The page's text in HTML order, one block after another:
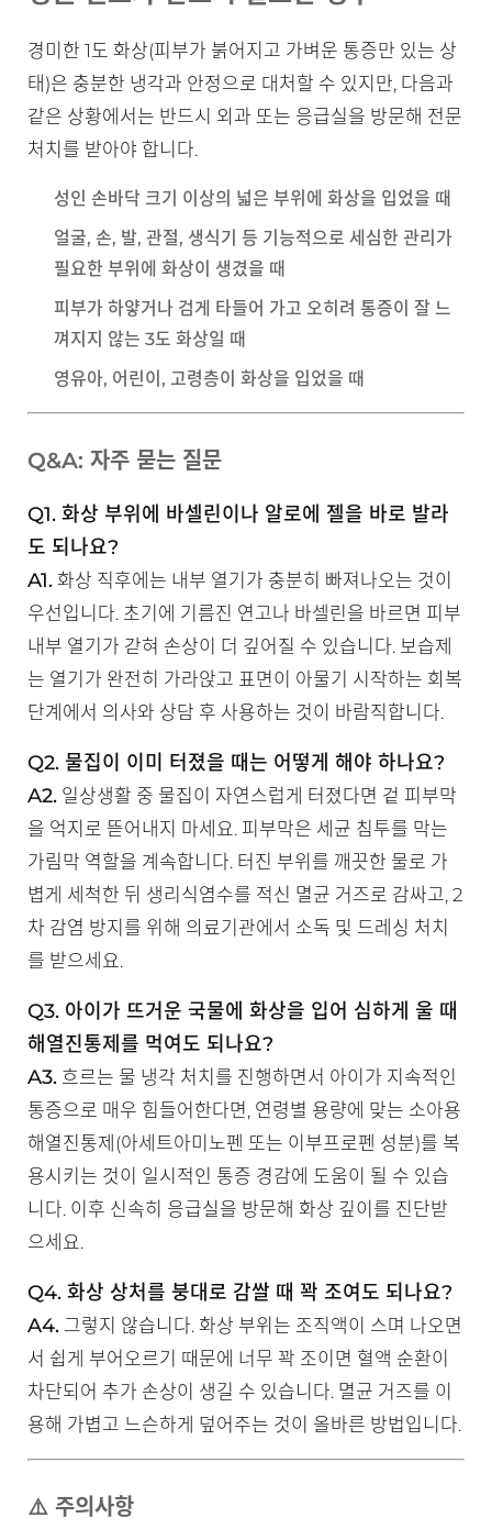
경미한 1도 화상(피부가 붉어지고 가벼운 통증만 있는 상
태)은 충분한 냉각과 안정으로 대처할 수 있지만, 다음과
같은 상황에서는 반드시 외과 또는 응급실을 방문해 전문
처치를 받아야 합니다.
성인 손바닥 크기 이상의 넓은 부위에 화상을 입었을 때
얼굴, 손, 발, 관절, 생식기 등 기능적으로 세심한 관리가
필요한 부위에 화상이 생겼을 때
피부가 하얗거나 검게 타들어 가고 오히려 통증이 잘 느
껴지지 않는 3도 화상일 때
영유아, 어린이, 고령층이 화상을 입었을 때
Q&A: 자주 묻는 질문
Q1. 화상 부위에 바셀린이나 알로에 젤을 바로 발라
도 되나요?
A1. 화상 직후에는 내부 열기가 충분히 빠져나오는 것이
우선입니다. 초기에 기름진 연고나 바셀린을 바르면 피부
내부 열기가 갇혀 손상이 더 깊어질 수 있습니다. 보습제
는 열기가 완전히 가라앉고 표면이 아물기 시작하는 회복
단계에서 의사와 상담 후 사용하는 것이 바람직합니다.
Q2. 물집이 이미 터졌을 때는 어떻게 해야 하나요?
A2. 일상생활 중 물집이 자연스럽게 터졌다면 겉 피부막
을 억지로 뜯어내지 마세요. 피부막은 세균 침투를 막는
가림막 역할을 계속합니다. 터진 부위를 깨끗한 물로 가
볍게 세척한 뒤 생리식염수를 적신 멸균 거즈로 감싸고, 2
차 감염 방지를 위해 의료기관에서 소독 및 드레싱 처치
를 받으세요.
Q3. 아이가 뜨거운 국물에 화상을 입어 심하게 울 때
해열진통제를 먹여도 되나요?
A3. 흐르는 물 냉각 처치를 진행하면서 아이가 지속적인
통증으로 매우 힘들어한다면, 연령별 용량에 맞는 소아용
해열진통제(아세트아미노펜 또는 이부프로펜 성분)를 복
용시키는 것이 일시적인 통증 경감에 도움이 될 수 있습
니다. 이후 신속히 응급실을 방문해 화상 깊이를 진단받
으세요.
Q4. 화상 상처를 붕대로 감쌀 때 꽉 조여도 되나요?
A4. 그렇지 않습니다. 화상 부위는 조직액이 스며 나오면
서 쉽게 부어오르기 때문에 너무 꽉 조이면 혈액 순환이
차단되어 추가 손상이 생길 수 있습니다. 멸균 거즈를 이
용해 가볍고 느슨하게 덮어주는 것이 올바른 방법입니다.
⚠️ 주의사항